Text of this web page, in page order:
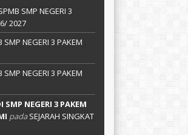
SMP NEGERI 3
2027
SMP NEGERI 3 PAKEM
SMP NEGERI 3 PAKEM
SMP NEGERI 3 PAKEM
padaSEJARAH SINGKAT